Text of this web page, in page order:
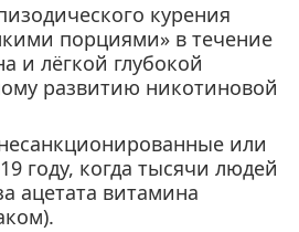
курения
порциями» в течение
и лёгкой глубокой
развитию никотиновой
или
году, когда тысячи людей
ацетата витамина